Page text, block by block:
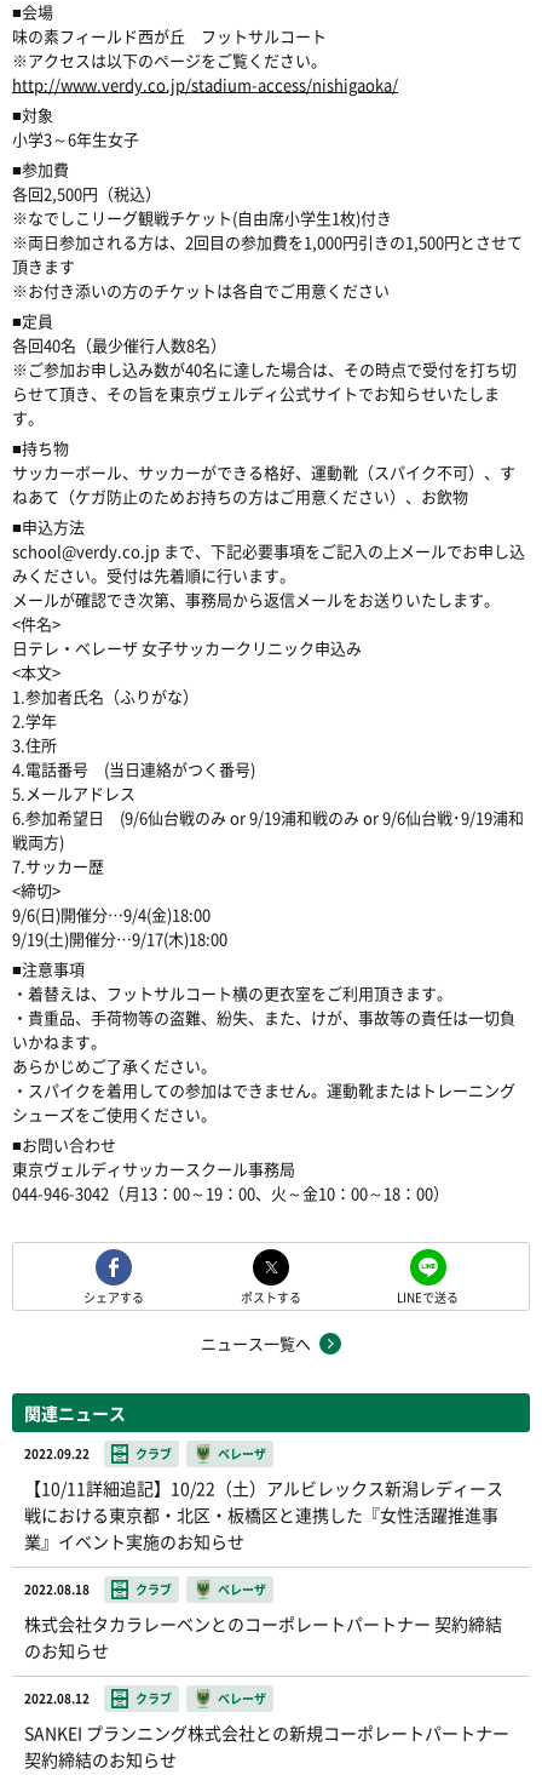
■会場
味の素フィールド西が丘 フットサルコート
※アクセスは以下のページをご覧ください。
http://www.verdy.co.jp/stadium-access/nishigaoka/
■対象
小学3～6年生女子
■参加費
各回2,500円（税込）
※なでしこリーグ観戦チケット(自由席小学生1枚)付き
※両日参加される方は、2回目の参加費を1,000円引きの1,500円とさせて
頂きます
※お付き添いの方のチケットは各自でご用意ください
■定員
各回40名（最少催行人数8名）
※ご参加お申し込み数が40名に達した場合は、その時点で受付を打ち切
らせて頂き、その旨を東京ヴェルディ公式サイトでお知らせいたしま
す。
■持ち物
サッカーボール、サッカーができる格好、運動靴（スパイク不可）、す
ねあて（ケガ防止のためお持ちの方はご用意ください）、お飲物
■申込方法
school@verdy.co.jp まで、下記必要事項をご記入の上メールでお申し込
みください。受付は先着順に行います。
メールが確認でき次第、事務局から返信メールをお送りいたします。
<件名>
日テレ・ベレーザ 女子サッカークリニック申込み
<本文>
1.参加者氏名（ふりがな）
2.学年
3.住所
4.電話番号 (当日連絡がつく番号)
5.メールアドレス
6.参加希望日 (9/6仙台戦のみ or 9/19浦和戦のみ or 9/6仙台戦･9/19浦和
戦両方)
7.サッカー歴
<締切>
9/6(日)開催分…9/4(金)18:00
9/19(土)開催分…9/17(木)18:00
■注意事項
・着替えは、フットサルコート横の更衣室をご利用頂きます。
・貴重品、手荷物等の盗難、紛失、また、けが、事故等の責任は一切負
いかねます。
あらかじめご了承ください。
・スパイクを着用しての参加はできません。運動靴またはトレーニング
シューズをご使用ください。
■お問い合わせ
東京ヴェルディサッカースクール事務局
044-946-3042（月13：00～19：00、火～金10：00～18：00）
シェアする ポストする LINEで送る
ニュース一覧へ
関連ニュース
2022.09.22 クラブ ベレーザ
【10/11詳細追記】10/22（土）アルビレックス新潟レディース
戦における東京都・北区・板橋区と連携した『女性活躍推進事
業』イベント実施のお知らせ
2022.08.18 クラブ ベレーザ
株式会社タカラレーベンとのコーポレートパートナー 契約締結
のお知らせ
2022.08.12 クラブ ベレーザ
SANKEI プランニング株式会社との新規コーポレートパートナー
契約締結のお知らせ